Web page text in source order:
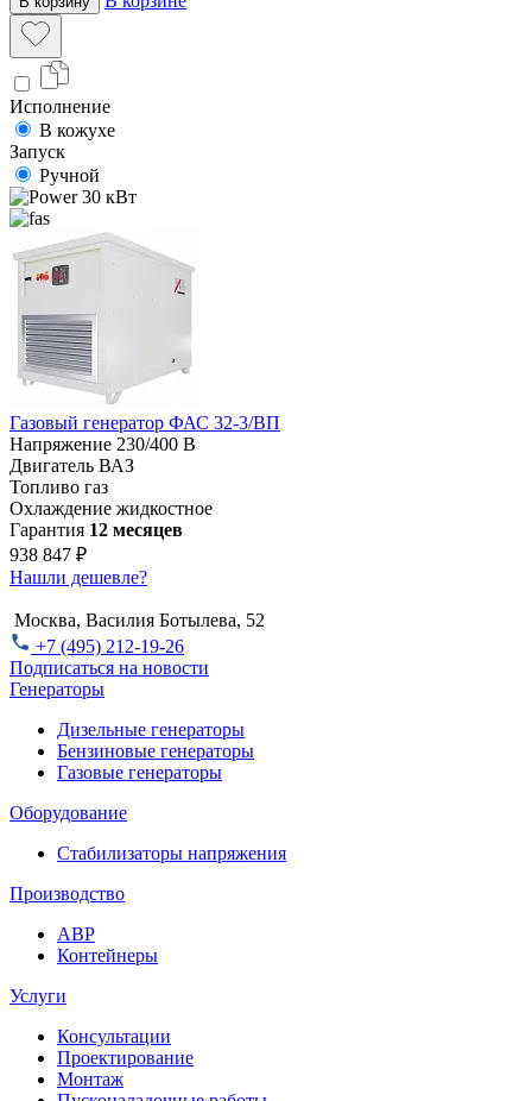
Исполнение
В кожухе
Запуск
Ручной
30 кВт
Газовый генератор ФАС 32-3/ВП
Напряжение 230/400 В
Двигатель ВАЗ
Топливо газ
Охлаждение жидкостное
Гарантия 12 месяцев
938 847 ₽
Нашли дешевле?
Москва, Василия Ботылева, 52
+7 (495) 212-19-26
Подписаться на новости
Генераторы
Дизельные генераторы
Бензиновые генераторы
Газовые генераторы
Оборудование
Стабилизаторы напряжения
Производство
АВР
Контейнеры
Услуги
Консультации
Проектирование
Монтаж